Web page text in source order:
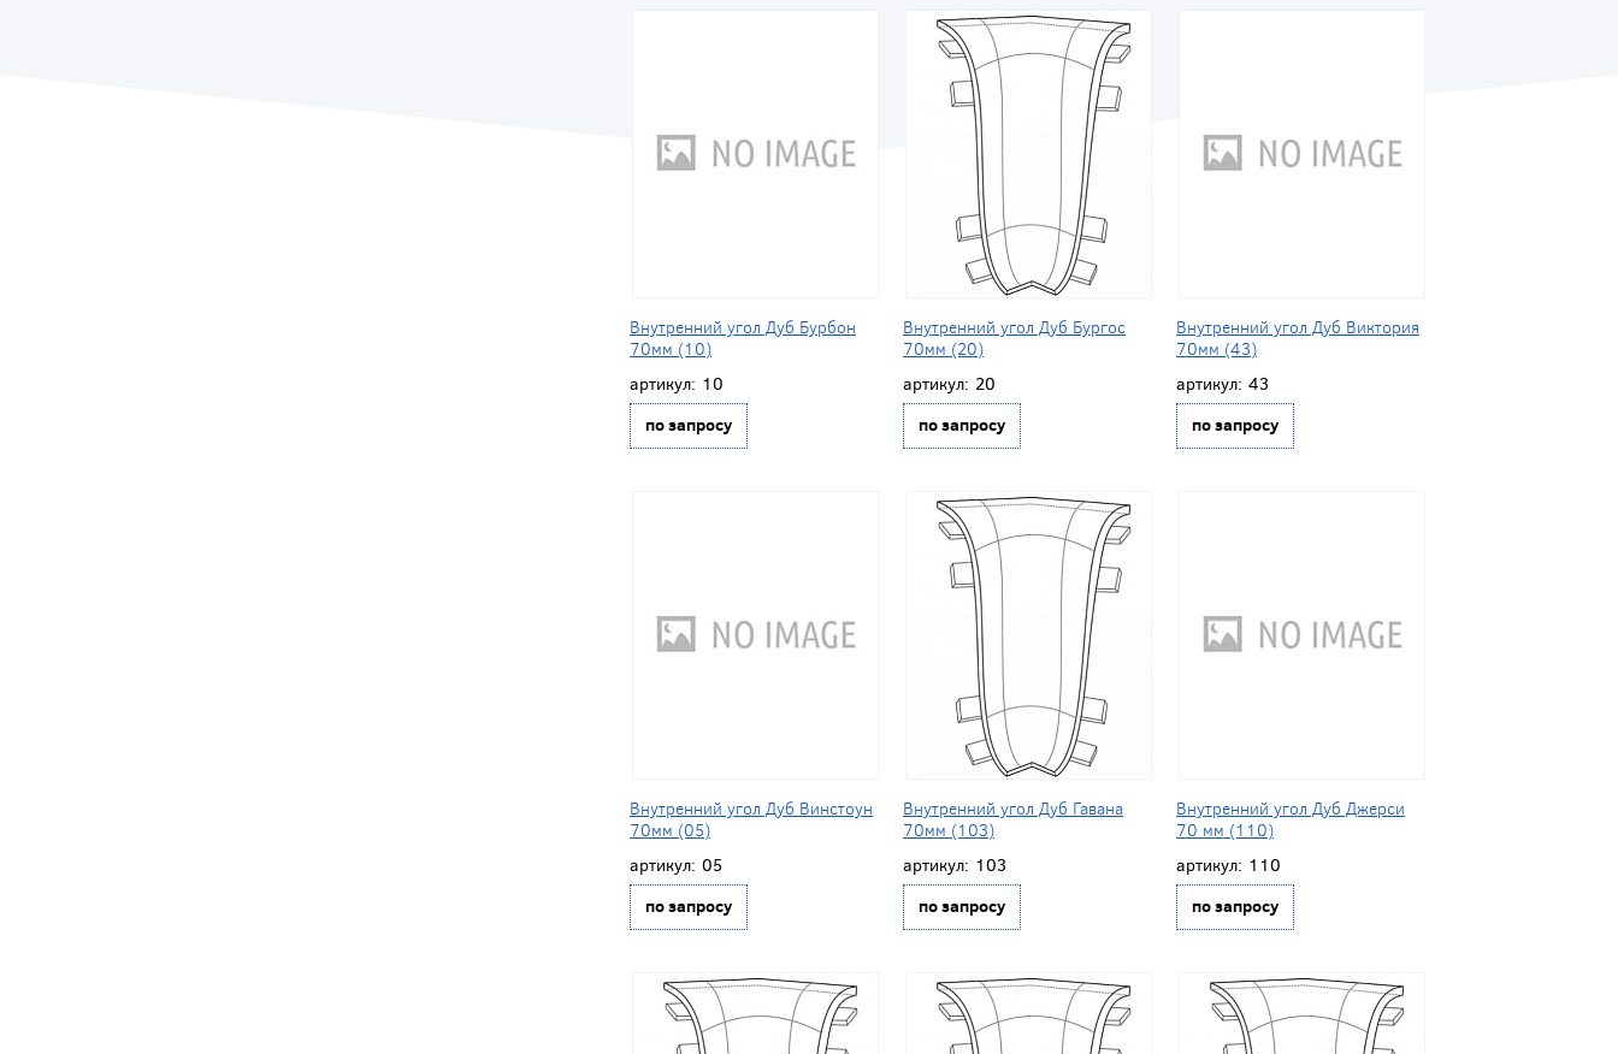
Внутренний угол Дуб Бурбон
70мм (10)
артикул: 10
по запросу
Внутренний угол Дуб Бургос
70мм (20)
артикул: 20
по запросу
Внутренний угол Дуб Виктория
70мм (43)
артикул: 43
по запросу
Внутренний угол Дуб Винстоун
70мм (05)
артикул: 05
по запросу
Внутренний угол Дуб Гавана
70мм (103)
артикул: 103
по запросу
Внутренний угол Дуб Джерси
70 мм (110)
артикул: 110
по запросу